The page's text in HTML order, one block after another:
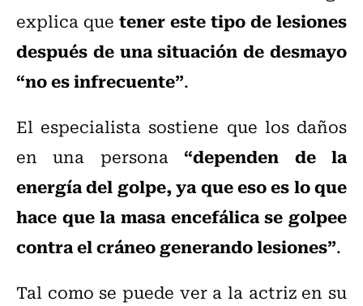
explica que tener este tipo de lesiones
después de una situación de desmayo
“no es infrecuente”.
El especialista sostiene que los daños
en una persona“dependen de la
energía del golpe, ya que eso es lo que
hace que la masa encefálica se golpee
contra el cráneo generando lesiones”.
Tal como se puede ver a la actriz en su